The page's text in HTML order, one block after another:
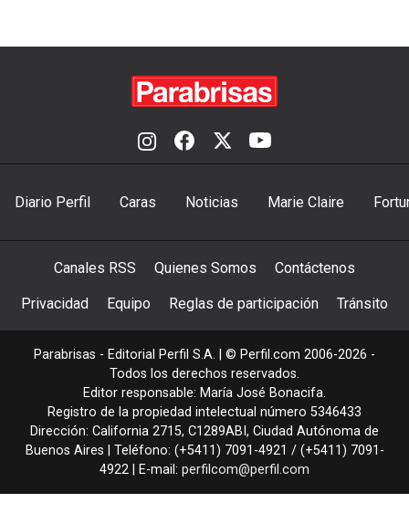
Diario Perfil Caras Noticias Marie Claire
Canales RSS Quienes Somos Contáctenos
Privacidad Equipo Reglas de participación Tránsito
Parabrisas - Editorial Perfil S.A. | © Perfil.com 2006-2026 -
Todos los derechos reservados.
Editor responsable: María José Bonacifa.
Registro de la propiedad intelectual número 5346433
Dirección: California 2715, C1289ABI , Ciudad Autónoma de
Buenos Aires | Teléfono: (+5411) 7091-4921 / (+5411) 7091-
4922 | E-mail: perfilcom@perfil.com